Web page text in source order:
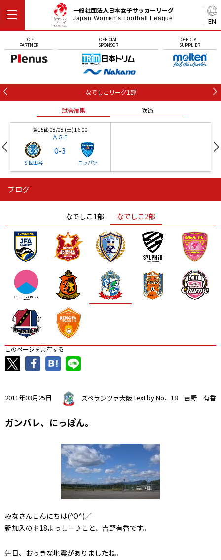
EN
一般社団法人日本女子サッカーリーグ
Japan Women's Football League
TOP
PARTNER
OFFICIAL
SPONSOR
OFFICIAL
SUPPLIER
なでしこリーグ1部
試合結果 次節
第15節 08/08 (土) 16:00
ＡＧＦ
Ｓ世田谷
0-3
ニッパツ
ニッパツ
ニッパツ 名古屋
石人の星
静岡 愛媛Ｌ
ブログ
なでしこ1部 なでしこ2部
このページを共有する
2011年03月25日 スペランツァ大阪text by No．18 吉野 有香
ガンバレ、にっぽん。
みなさんこんにちは(^O^)／
新加入の♯18よっしー♪こと、吉野有香です。
先日、おっきな地震がありましたね。